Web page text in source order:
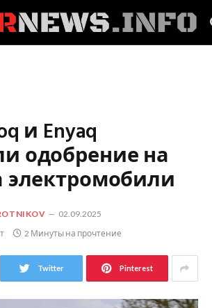
и Enyaq
одобрение на
электромобили
02.09.2025
2 Минуты на прочтение
Twitter Pinterest